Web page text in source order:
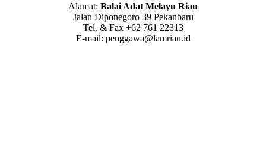
Alamat: Balai Adat Melayu Riau
Jalan Diponegoro 39 Pekanbaru
Tel. & Fax +62 761 22313
E-mail: penggawa@lamriau.id